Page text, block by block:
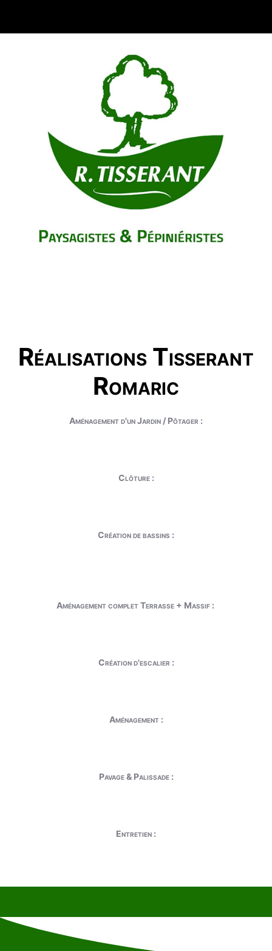
Réalisations Tisserant
Romaric
Aménagement d'un Jardin / Pôtager :
Clôture :
Création de bassins :
Aménagement complet Terrasse + Massif :
Création d'escalier :
Aménagement :
Pavage & Palissade :
Entretien :